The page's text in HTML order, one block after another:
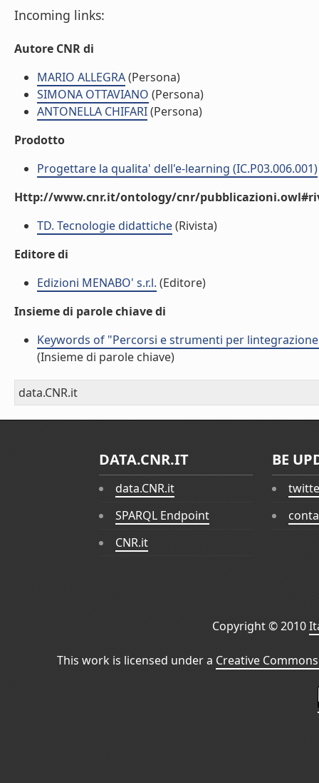
Incoming links:
Autore CNR di
MARIO ALLEGRA(Persona)
SIMONA OTTAVIANO (Persona)
ANTONELLA CHIFARI(Persona)
Prodotto
Progettare la qualita' dell'e-learning (IC.P03.006.001)
Http://www.cnr.it/ontology/cnr/
TD. Tecnologie didattiche(Rivista)
Editore di
Edizioni MENABO' s.r.l. (Editore)
Insieme di parole chiave di
Keywords of "Percorsi e strumenti per
(Insieme di parole chiave)
data.CNR.it
DATA.CNR.IT
data.CNR.it
SPARQL Endpoint
CNR.it
BE
Copyright © 2010
This work is licensed under a Creative